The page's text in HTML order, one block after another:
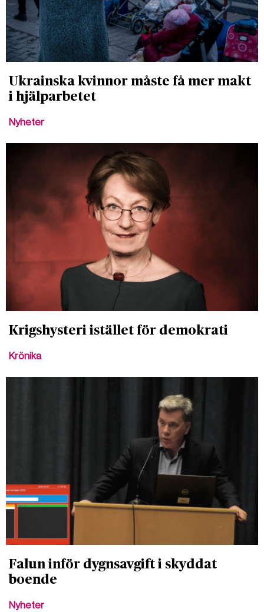
Ukrainska kvinnor måste få mer makt
i hjälparbetet
Nyheter
Krigshysteri istället för demokrati
Krönika
Falun inför dygnsavgift i skyddat
boende
Nyheter